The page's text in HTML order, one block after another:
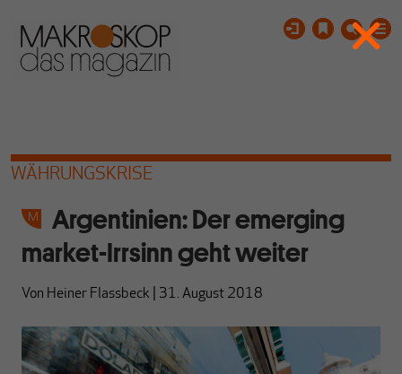
WÄHRUNGSKRISE
Argentinien: Der emerging
market-Irrsinn geht weiter
Von Heiner Flassbeck 31. August 2018